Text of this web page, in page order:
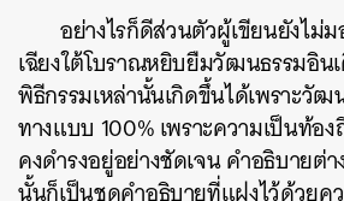
อย่างไรก็ดีส่วนตัวผู้เขียนยังไม่
เฉียงใต้โบราณหยิบยืมวัฒนธรรมอิน
พิธีกรรมเหล่านั้นเกิดขึ้นได้เพราะวั
ทางแบบ 100% เพราะความเป็นท้อ
คงดำรงอยู่อย่างชัดเจน คำอธิบายต่
นั้นก็เป็นชุดคำอธิบายที่แฝงไว้ด้วยค